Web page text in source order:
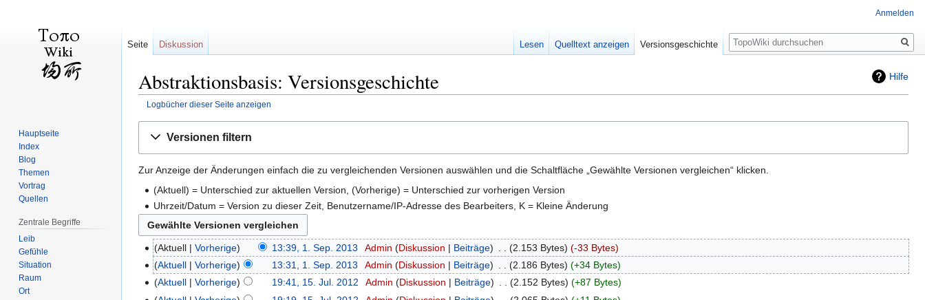
Hilfe
Abstraktionsbasis: Versionsgeschichte
Logbücher dieser Seite anzeigen
Navigation
Suche
Versionen filtern
Zur Anzeige der Änderungen einfach die zu vergleichenden Versionen auswählen und die Schaltfläche „Gewählte Versionen vergleichen“ klicken.
(Aktuell) = Unterschied zur aktuellen Version, (Vorherige) = Unterschied zur vorherigen Version
Uhrzeit/Datum = Version zu dieser Zeit, Benutzername/IP-Adresse des Bearbeiters, K = Kleine Änderung
Aktuell Vorherige 13:39, 1. Sep. 2013 Admin Diskussion Beiträge 2.153 Bytes
-33 Bytes
Aktuell
Vorherige 13:31, 1. Sep. 2013 Admin Diskussion Beiträge 2.186 Bytes
+34 Bytes
Aktuell
Vorherige 19:41, 15. Jul. 2012 Admin Diskussion Beiträge 2.152 Bytes
+87 Bytes
Anmelden
Seite Diskussion Lesen Quelltext anzeigen Versionsgeschichte
Suche
Hauptseite
Index
Blog
Themen
Vortrag
Quellen
Zentrale Begriffe
Leib
Gefühle
Situation
Raum
Ort